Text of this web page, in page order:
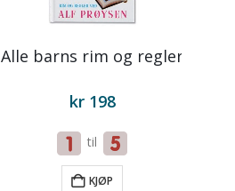
Alle barns rim og regler
kr198
til
KJØP